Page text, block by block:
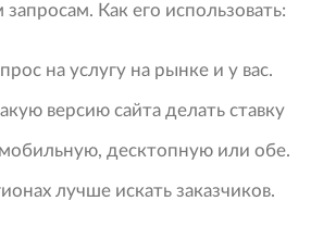
Как его использовать:
на услугу на рынке и у вас.
версию сайта делать ставку
десктопную или обе.
лучше искать заказчиков.